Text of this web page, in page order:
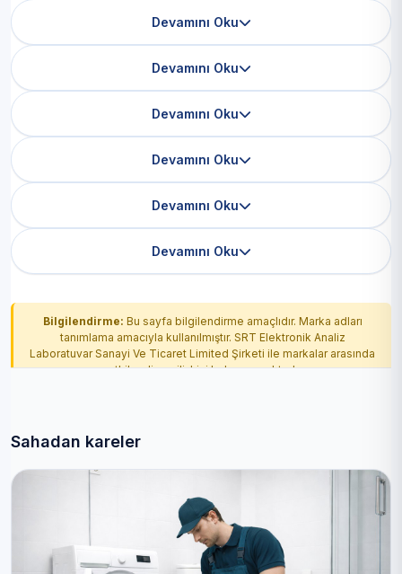
Devamını Oku
Devamını Oku
Devamını Oku
Devamını Oku
Devamını Oku
Devamını Oku
Bilgilendirme: Bu sayfa bilgilendirme amaçlıdır. Marka adları
tanımlama amacıyla kullanılmıştır. SRT Elektronik Analiz
Laboratuvar Sanayi Ve Ticaret Limited Şirketi ile markalar arasında
yetkilendirme ilişkisi bulunmamaktadır.
Sahadan kareler